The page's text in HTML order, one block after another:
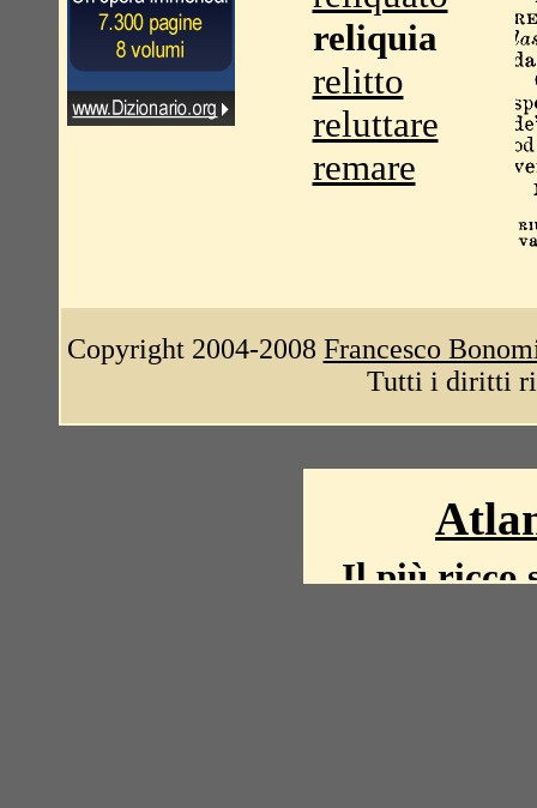
reliquia
relitto
reluttare
remare
Copyright 2004-2008 Francesco
Tutti i diritti
Il più ricco